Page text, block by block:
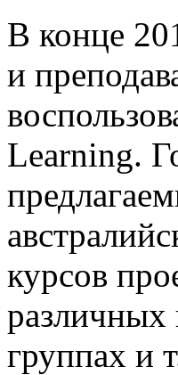
В конце
и
Learning.
курсов
различных
группах и